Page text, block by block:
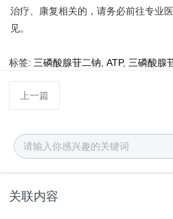
治疗、康复相关的，请务必前往专业
见。
标签: 三磷酸腺苷二钠 ,ATP, 三磷酸腺
上一篇
关联内容